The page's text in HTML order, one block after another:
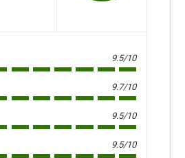
9.5/10
9.7/10
9.5/10
9.5/10